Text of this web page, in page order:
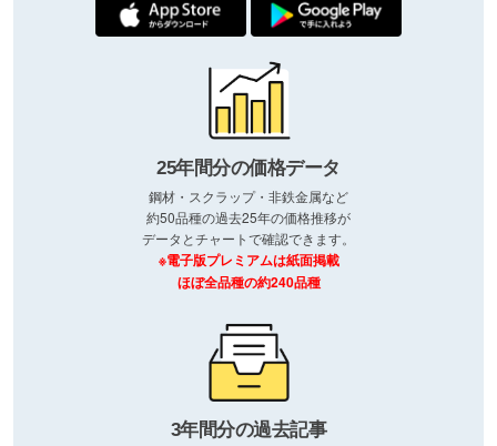
25年間分の価格データ
鋼材・スクラップ・非鉄金属など
約50品種の過去25年の価格推移が
データとチャートで確認できます。
※電子版プレミアムは紙面掲載
ほぼ全品種の約240品種
3年間分の過去記事